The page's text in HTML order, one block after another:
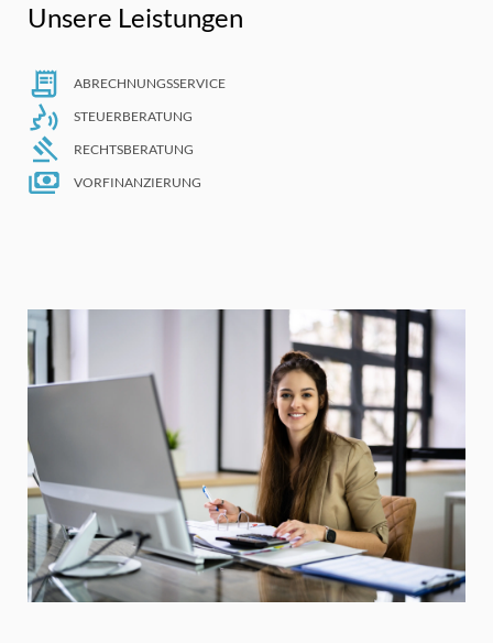
Unsere Leistungen
ABRECHNUNGSSERVICE
STEUERBERATUNG
RECHTSBERATUNG
VORFINANZIERUNG